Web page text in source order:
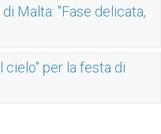
Malta: "Fase delicata,
cielo" per la festa di